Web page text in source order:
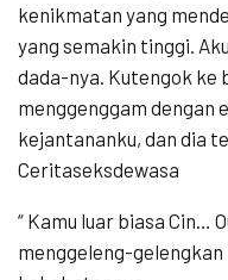
kenikmatan yang
yang semakin tinggi.
dada-nya. Kutengok ke
menggenggam dengan
kejantananku, dan dia
Ceritaseksdewasa
“ Kamu luar biasa Cin…
menggeleng-